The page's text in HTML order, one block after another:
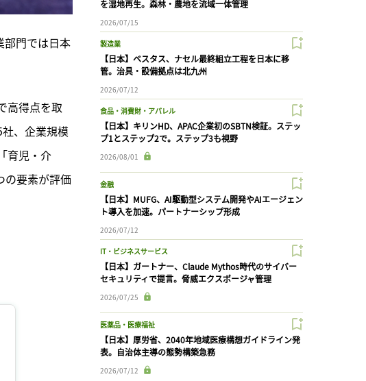
門では日本
高得点を取
、企業規模
育児・介
の要素が評価
を湿地再生。森林・農地を流域一体管理
2026/07/15
製造業
【日本】ベスタス、ナセル最終組立工程を日本に移
管。治具・設備拠点は北九州
2026/07/12
食品・消費財・アパレル
【日本】キリンHD、APAC企業初のSBTN検証。ステッ
プ1とステップ2で。ステップ3も視野
2026/08/01
金融
【日本】MUFG、AI駆動型システム開発やAIエージェン
ト導入を加速。パートナーシップ形成
2026/07/12
IT・ビジネスサービス
【日本】ガートナー、Claude Mythos時代のサイバー
セキュリティで提言。脅威エクスポージャ管理
2026/07/25
医薬品・医療福祉
【日本】厚労省、2040年地域医療構想ガイドライン発
表。自治体主導の態勢構築急務
2026/07/12